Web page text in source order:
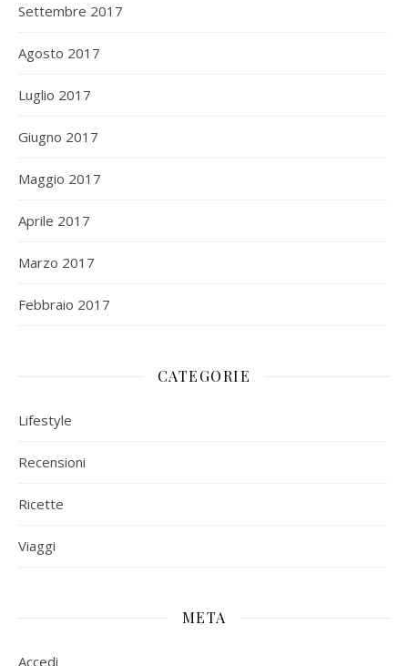
Settembre 2017
Agosto 2017
Luglio 2017
Giugno 2017
Maggio 2017
Aprile 2017
Marzo 2017
Febbraio 2017
CATEGORIE
Lifestyle
Recensioni
Ricette
Viaggi
META
Accedi